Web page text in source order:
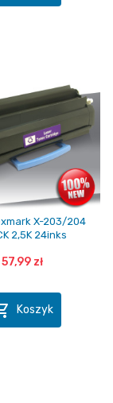
X-203/204
2,5K 24inks
57,99 zł
Koszyk